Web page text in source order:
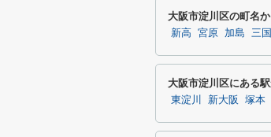
大阪市淀川区の町名
新高 宮原 加島 三国
大阪市淀川区にある
東淀川 新大阪 塚本